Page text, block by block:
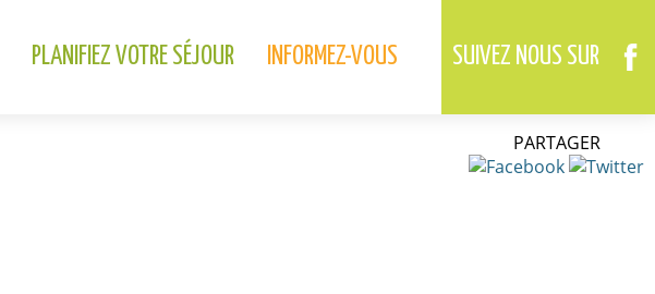
SUIVEZ NOUS SUR
PLANIFIEZ VOTRE SÉJOUR INFORMEZ-VOUS
PARTAGER